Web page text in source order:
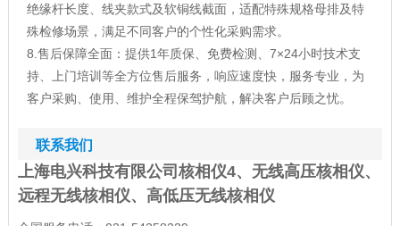
绝缘杆长度、线夹款式及软铜线截面，适配特殊规格母排及特
殊检修场景，满足不同客户的个性化采购需求。
8.售后保障全面：提供1年质保、免费检测、7×24小时技术支
持、上门培训等全方位售后服务，响应速度快，服务专业，为
客户采购、使用、维护全程保驾护航，解决客户后顾之忧。
联系我们
上海电兴科技有限公司核相仪4、无线高压核相仪、
远程无线核相仪、高低压无线核相仪